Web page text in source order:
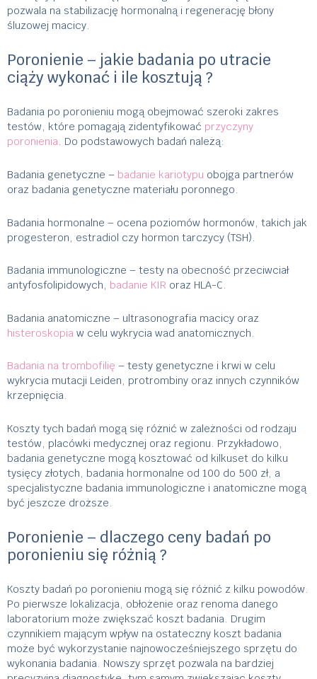
pozwala na stabilizację hormonalną i regenerację błony
śluzowej macicy.
Poronienie – jakie badania po utracie
ciąży wykonać i ile kosztują ?
Badania po poronieniu mogą obejmować szeroki zakres
testów, które pomagają zidentyfikować przyczyny
poronienia. Do podstawowych badań należą:
Badania genetyczne – badanie kariotypu obojga partnerów
oraz badania genetyczne materiału poronnego.
Badania hormonalne – ocena poziomów hormonów, takich jak
progesteron, estradiol czy hormon tarczycy (TSH).
Badania immunologiczne – testy na obecność przeciwciał
antyfosfolipidowych, badanie KIR oraz HLA-C.
Badania anatomiczne – ultrasonografia macicy oraz
histeroskopia w celu wykrycia wad anatomicznych.
Badania na trombofilię – testy genetyczne i krwi w celu
wykrycia mutacji Leiden, protrombiny oraz innych czynników
krzepnięcia.
Koszty tych badań mogą się różnić w zależności od rodzaju
testów, placówki medycznej oraz regionu. Przykładowo,
badania genetyczne mogą kosztować od kilkuset do kilku
tysięcy złotych, badania hormonalne od 100 do 500 zł, a
specjalistyczne badania immunologiczne i anatomiczne mogą
być jeszcze droższe.
Poronienie – dlaczego ceny badań po
poronieniu się różnią ?
Koszty badań po poronieniu mogą się różnić z kilku powodów.
Po pierwsze lokalizacja, obłożenie oraz renoma danego
laboratorium może zwiększać koszt badania. Drugim
czynnikiem mającym wpływ na ostateczny koszt badania
może być wykorzystanie najnowocześniejszego sprzętu do
wykonania badania. Nowszy sprzęt pozwala na bardziej